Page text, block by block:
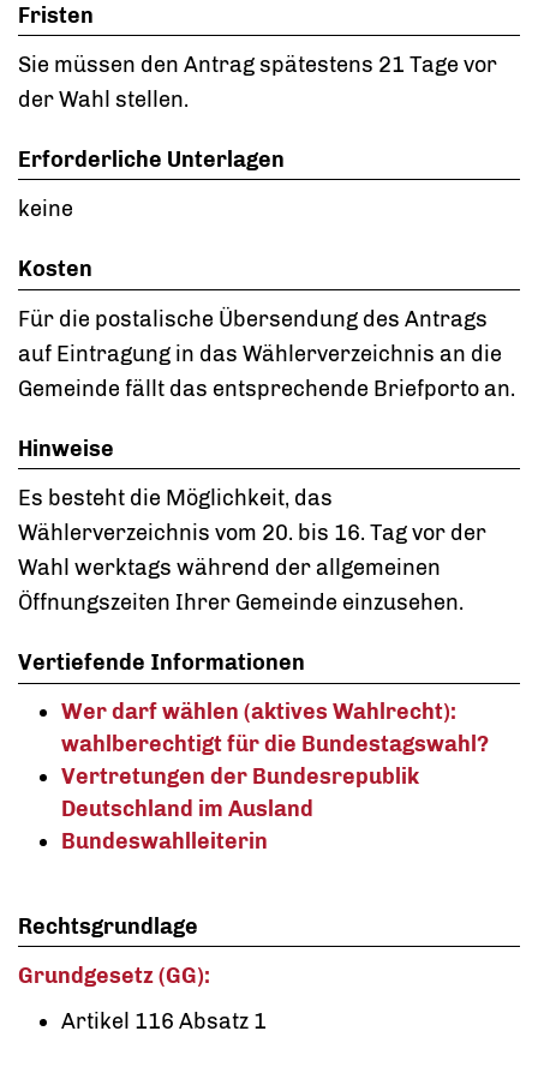
Fristen
Sie müssen den Antrag spätestens 21 Tage vor
der Wahl stellen.
Erforderliche Unterlagen
keine
Kosten
Für die postalische Übersendung des Antrags
auf Eintragung in das Wählerverzeichnis an die
Gemeinde fällt das entsprechende Briefporto an.
Hinweise
Es besteht die Möglichkeit, das
Wählerverzeichnis vom 20. bis 16. Tag vor der
Wahl werktags während der allgemeinen
Öffnungszeiten Ihrer Gemeinde einzusehen.
Vertiefende Informationen
Wer darf wählen (aktives Wahlrecht):
wahlberechtigt für die Bundestagswahl?
Vertretungen der Bundesrepublik
Deutschland im Ausland
Bundeswahlleiterin
Rechtsgrundlage
Grundgesetz (GG):
Artikel 116 Absatz 1